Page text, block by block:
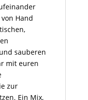
Hand
sauberen
mit euren
zur
Ein Mix,